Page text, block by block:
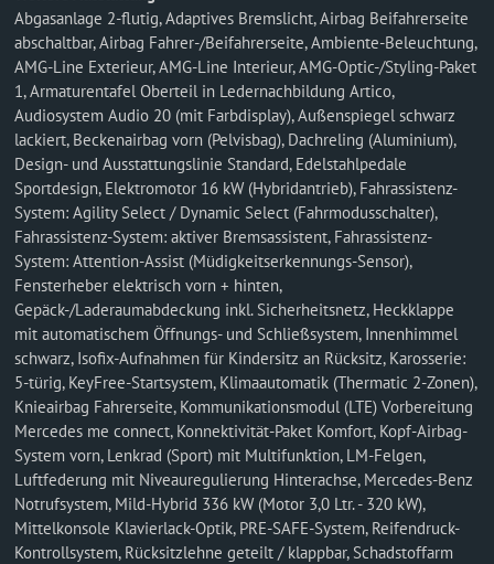
Abgasanlage 2-flutig, Adaptives Bremslicht, Airbag Beifahrerseite
abschaltbar, Airbag Fahrer-/Beifahrerseite, Ambiente-Beleuchtung,
AMG-Line Exterieur, AMG-Line Interieur, AMG-Optic-/Styling-Paket
1, Armaturentafel Oberteil in Ledernachbildung Artico,
Audiosystem Audio 20 (mit Farbdisplay), Außenspiegel schwarz
lackiert, Beckenairbag vorn (Pelvisbag), Dachreling (Aluminium),
Design- und Ausstattungslinie Standard, Edelstahlpedale
Sportdesign, Elektromotor 16 kW (Hybridantrieb), Fahrassistenz-
System: Agility Select / Dynamic Select (Fahrmodusschalter),
Fahrassistenz-System: aktiver Bremsassistent, Fahrassistenz-
System: Attention-Assist (Müdigkeitserkennungs-Sensor),
Fensterheber elektrisch vorn + hinten,
Gepäck-/Laderaumabdeckung inkl. Sicherheitsnetz, Heckklappe
mit automatischem Öffnungs- und Schließsystem, Innenhimmel
schwarz, Isofix-Aufnahmen für Kindersitz an Rücksitz, Karosserie:
5-türig, KeyFree-Startsystem, Klimaautomatik (Thermatic 2-Zonen),
Knieairbag Fahrerseite, Kommunikationsmodul (LTE) Vorbereitung
Mercedes me connect, Konnektivität-Paket Komfort, Kopf-Airbag-
System vorn, Lenkrad (Sport) mit Multifunktion, LM-Felgen,
Luftfederung mit Niveauregulierung Hinterachse, Mercedes-Benz
Notrufsystem, Mild-Hybrid 336 kW (Motor 3,0 Ltr. - 320 kW),
Mittelkonsole Klavierlack-Optik, PRE-SAFE-System, Reifendruck-
Kontrollsystem, Rücksitzlehne geteilt / klappbar, Schadstoffarm